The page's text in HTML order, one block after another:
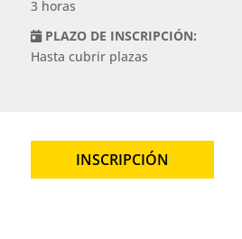
3 horas
PLAZO DE INSCRIPCIÓN:
Hasta cubrir plazas
INSCRIPCIÓN